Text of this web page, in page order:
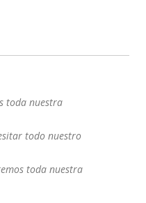
toda nuestra
todo nuestro
toda nuestra